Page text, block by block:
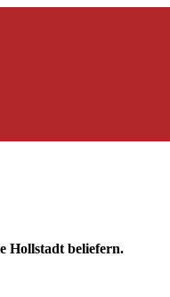
Hollstadt beliefern.